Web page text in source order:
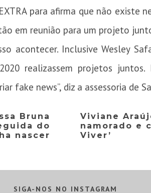
para afirma que não existe
em reunião para um projeto
acontecer. Inclusive Wesley
realizassem projetos juntos.
fake news”, diz a assessoria de
Bruna
do
nascer
Viviane
namorado e
Viver’
SIGA-NOS NO INSTAGRAM